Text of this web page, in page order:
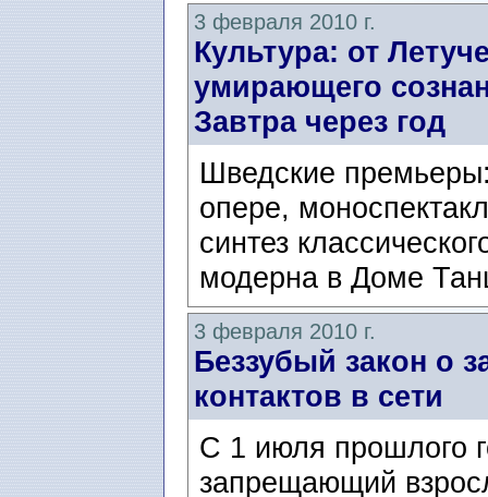
3 февраля 2010 г.
Культура: от
умирающего
Завтра через год
Шведские
опере,
синтез
модерна в Доме
3 февраля 2010 г.
Беззубый закон о
контактов в сети
С 1 июля прошлого
запрещающий